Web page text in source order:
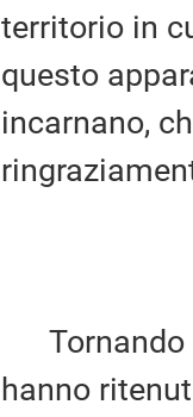
territorio in
questo
incarnano,
Tornando
hanno